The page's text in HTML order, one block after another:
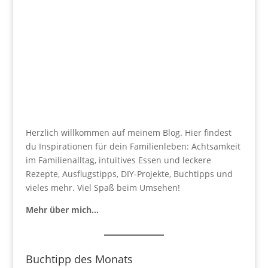
Herzlich willkommen auf meinem Blog. Hier findest
du Inspirationen für dein Familienleben: Achtsamkeit
im Familienalltag, intuitives Essen und leckere
Rezepte, Ausflugstipps, DIY-Projekte, Buchtipps und
vieles mehr. Viel Spaß beim Umsehen!
Mehr über mich…
Buchtipp des Monats